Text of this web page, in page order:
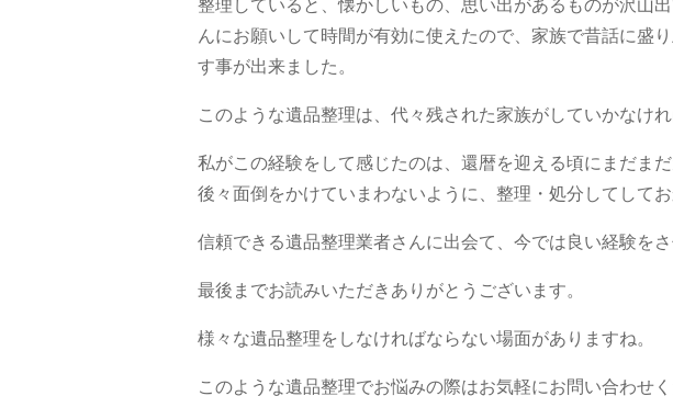
整理していると、懐かしいもの、思い出があるものが沢山
んにお願いして時間が有効に使えたので、家族で昔話に盛
す事が出来ました。
このような遺品整理は、代々残された家族がしていかなけれ
私がこの経験をして感じたのは、還暦を迎える頃にまだま
後々面倒をかけていまわないように、整理・処分してして
信頼できる遺品整理業者さんに出会て、今では良い経験を
最後までお読みいただきありがとうございます。
様々な遺品整理をしなければならない場面がありますね。
このような遺品整理でお悩みの際はお気軽にお問い合わせく